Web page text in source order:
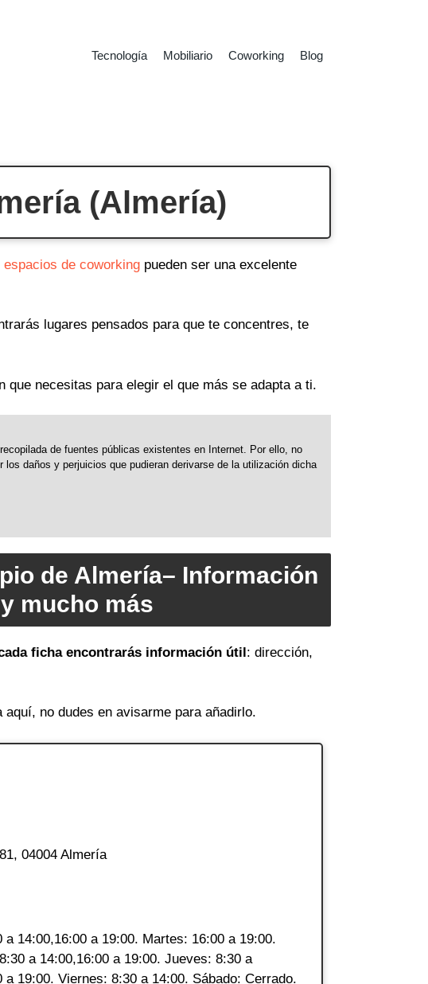
Tecnología Mobiliario Coworking Blog
(Almería)
espacios de coworking pueden ser una excelente
lugares pensados para que te concentres, te
que necesitas para elegir el que más se adapta a ti.
de fuentes públicas existentes en Internet. Por ello, no
daños y perjuicios que pudieran derivarse de la utilización dicha
de Almería– Información
mucho más
ficha encontrarás información útil: dirección,
no dudes en avisarme para añadirlo.
04004 Almería
a 14:00,16:00 a 19:00. Martes: 16:00 a 19:00.
a 14:00,16:00 a 19:00. Jueves: 8:30 a
a 19:00. Viernes: 8:30 a 14:00. Sábado: Cerrado.